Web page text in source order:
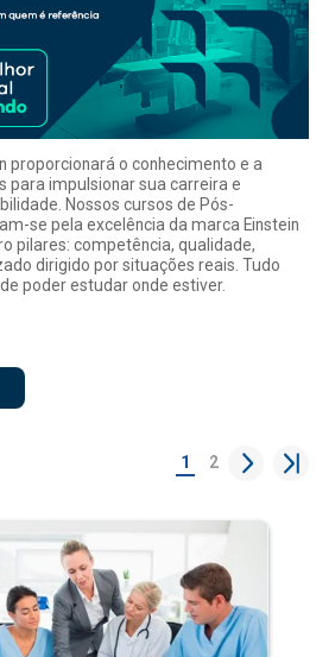
proporcionará o conhecimento e a
para impulsionar sua carreira e
Nossos cursos de Pós-
se pela excelência da marca Einstein
pilares: competência, qualidade,
dirigido por situações reais. Tudo
poder estudar onde estiver.
1 2